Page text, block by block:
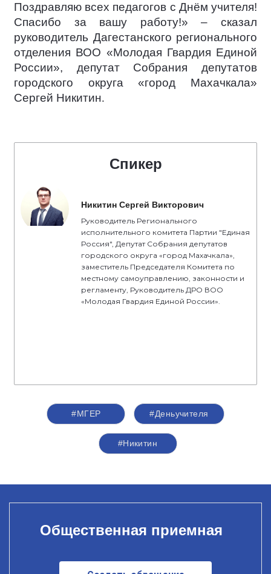
Поздравляю всех педагогов с Днём учителя!
Спасибо за вашу работу!» – сказал
руководитель Дагестанского регионального
отделения ВОО «Молодая Гвардия Единой
России», депутат Собрания депутатов
городского округа «город Махачкала»
Сергей Никитин.
Спикер
Никитин Сергей Викторович
Руководитель Регионального
исполнительного комитета Партии "Единая
Россия", Депутат Собрания депутатов
городского округа «город Махачкала»,
заместитель Председателя Комитета по
местному самоуправлению, законности и
регламенту, Руководитель ДРО ВОО
«Молодая Гвардия Единой России».
#‎МГЕР‬ #Деньучителя
#Никитин
Общественная приемная